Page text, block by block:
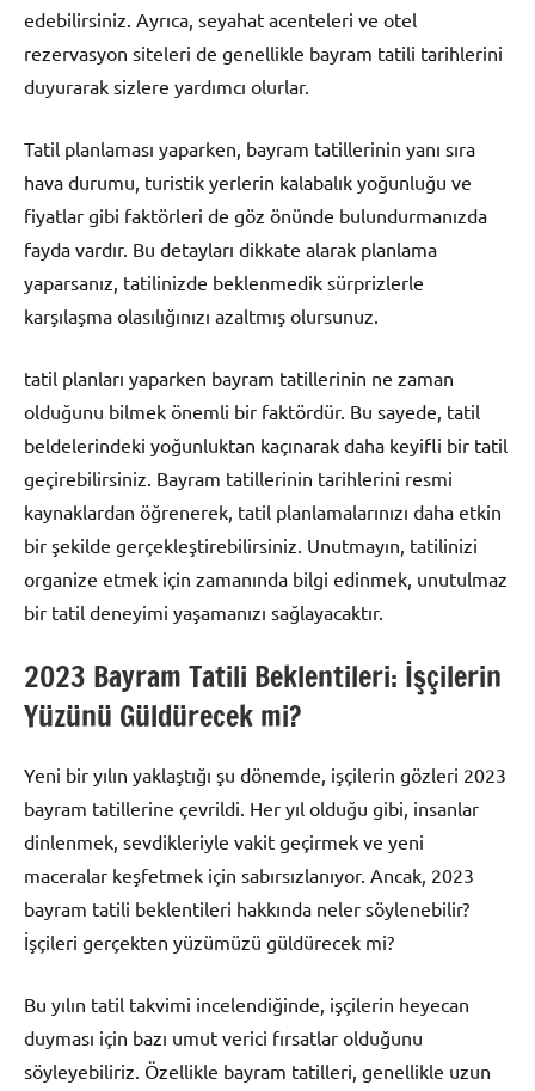
edebilirsiniz. Ayrıca, seyahat acenteleri ve otel
rezervasyon siteleri de genellikle bayram tatili tarihlerini
duyurarak sizlere yardımcı olurlar.
Tatil planlaması yaparken, bayram tatillerinin yanı sıra
hava durumu, turistik yerlerin kalabalık yoğunluğu ve
fiyatlar gibi faktörleri de göz önünde bulundurmanızda
fayda vardır. Bu detayları dikkate alarak planlama
yaparsanız, tatilinizde beklenmedik sürprizlerle
karşılaşma olasılığınızı azaltmış olursunuz.
tatil planları yaparken bayram tatillerinin ne zaman
olduğunu bilmek önemli bir faktördür. Bu sayede, tatil
beldelerindeki yoğunluktan kaçınarak daha keyifli bir tatil
geçirebilirsiniz. Bayram tatillerinin tarihlerini resmi
kaynaklardan öğrenerek, tatil planlamalarınızı daha etkin
bir şekilde gerçekleştirebilirsiniz. Unutmayın, tatilinizi
organize etmek için zamanında bilgi edinmek, unutulmaz
bir tatil deneyimi yaşamanızı sağlayacaktır.
2023 Bayram Tatili Beklentileri: İşçilerin
Yüzünü Güldürecek mi?
Yeni bir yılın yaklaştığı şu dönemde, işçilerin gözleri 2023
bayram tatillerine çevrildi. Her yıl olduğu gibi, insanlar
dinlenmek, sevdikleriyle vakit geçirmek ve yeni
maceralar keşfetmek için sabırsızlanıyor. Ancak, 2023
bayram tatili beklentileri hakkında neler söylenebilir?
İşçileri gerçekten yüzümüzü güldürecek mi?
Bu yılın tatil takvimi incelendiğinde, işçilerin heyecan
duyması için bazı umut verici fırsatlar olduğunu
söyleyebiliriz. Özellikle bayram tatilleri, genellikle uzun